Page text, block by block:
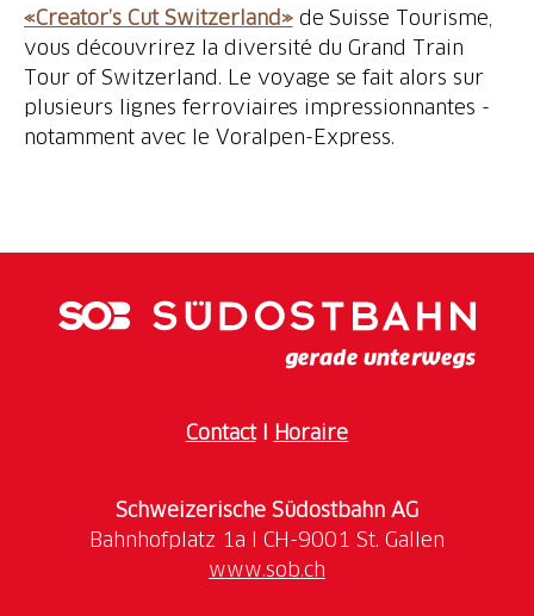
«Creator’s Cut Switzerland»de Suisse Tourisme,
vous découvrirez la diversité du Grand Train
Tour of Switzerland. Le voyage se fait alors sur
plusieurs lignes ferroviaires impressionnantes -
notamment avec le Voralpen-Express.
ContactI Horaire
Schweizerische Südostbahn AG
www.sob.ch